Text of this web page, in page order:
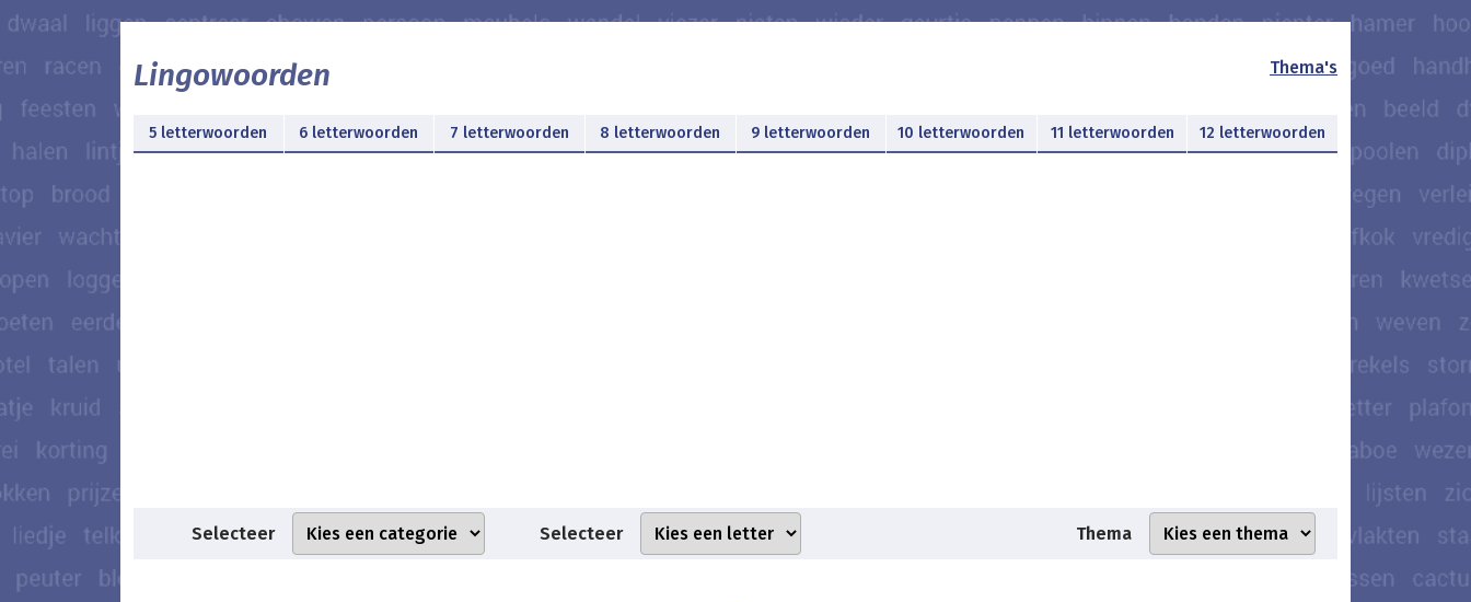
Lingowoorden Thema's
5 letterwoorden 6 letterwoorden 7 letterwoorden 8 letterwoorden 9 letterwoorden 10 letterwoorden 11 letterwoorden 12 letterwoorden
Selecteer Selecteer Thema